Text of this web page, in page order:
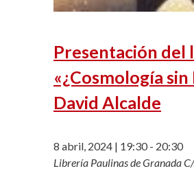
Presentación del
«¿Cosmología sin
David Alcalde
8 abril, 2024 | 19:30- 20:30
Librería Paulinas de Granada